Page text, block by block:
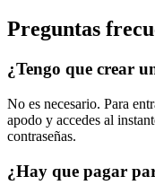
Preguntas
¿Tengo que crear
No es necesario. Para
apodo y accedes al
contraseñas.
¿Hay que pagar